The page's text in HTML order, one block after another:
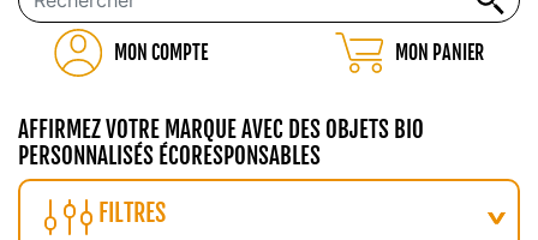
MON COMPTE MON PANIER
AFFIRMEZ VOTRE MARQUE AVEC DES OBJETS BIO
PERSONNALISÉS ÉCORESPONSABLES
FILTRES